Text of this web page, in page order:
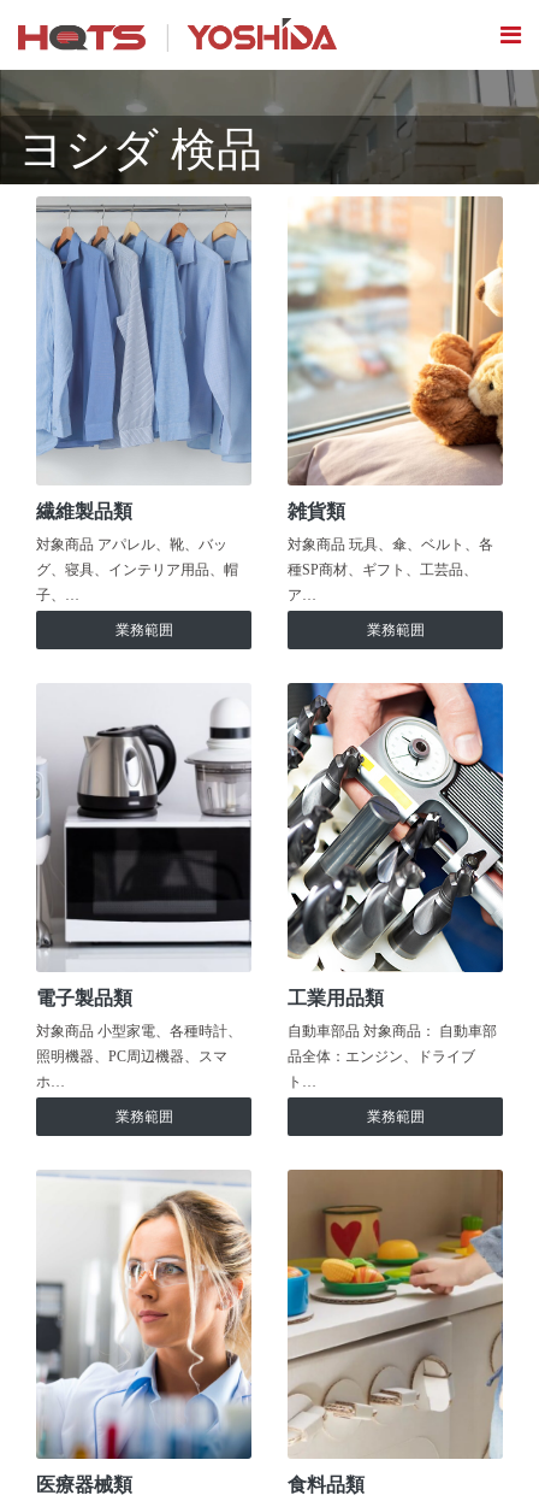
ヨシダ 検品
繊維製品類
対象商品 アパレル、靴、バッ
グ、寝具、インテリア用品、帽
子、…
業務範囲
雑貨類
対象商品 玩具、傘、ベルト、各
種SP商材、ギフト、工芸品、
ア…
業務範囲
電子製品類
対象商品 小型家電、各種時計、
照明機器、PC周辺機器、スマ
ホ…
業務範囲
工業用品類
自動車部品 対象商品： 自動車部
品全体：エンジン、ドライブ
ト…
業務範囲
医療器械類 食料品類